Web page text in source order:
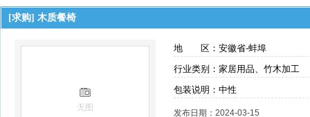
[求购] 木质餐椅
无图
地 区：安徽省-蚌埠
行业类别：家居用品、竹木加工
包装说明：中性
发布日期：2024-03-15